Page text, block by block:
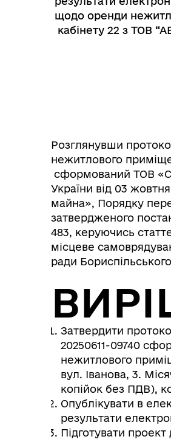
щодо оренди
кабінету 22 з ТОВ
Розглянувши
нежитлового
сформований ТОВ
України від 03
майна», Порядку
затвердженого
483, керуючись
місцеве
ради
Затвердити
20250611-09740
нежитлового
вул. Іванова, 3.
копійок без ПДВ),
Опублікувати в
результати
Підготувати